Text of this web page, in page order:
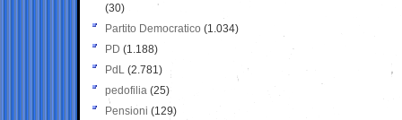
(30)
Partito Democratico (1.034)
PD (1.188)
PdL (2.781)
pedofilia (25)
Pensioni (129)